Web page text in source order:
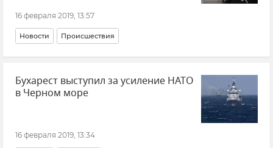
16 февраля 2019, 13:57
Новости Происшествия
Бухарест выступил за усиление НАТО
в Черном море
16 февраля 2019, 13:34